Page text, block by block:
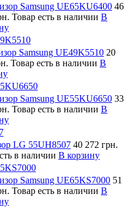
Samsung UE65KU6400 46
Товар есть в наличии В
Samsung UE49K5510 20
Товар есть в наличии В
Samsung UE55KU6650 33
Товар есть в наличии В
LG 55UH8507 40 272 грн.
в наличии В корзину
Samsung UE65KS7000 51
Товар есть в наличии В